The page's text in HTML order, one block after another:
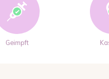
Geimpft